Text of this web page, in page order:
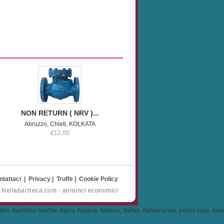
NON RETURN ( NRV )...
Abruzzo, Chieti, KOLKATA
€12.00
Privacy Truffe
Cookie Policy
- annunci economici
bambino barche, barca italiana, italiano, italian, italiani price, prices rosa, rose